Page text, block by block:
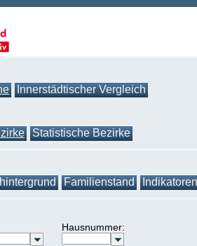
Innerstädtischer Vergleich
Statistische Bezirke
Familienstand Indikatoren
Hausnummer: